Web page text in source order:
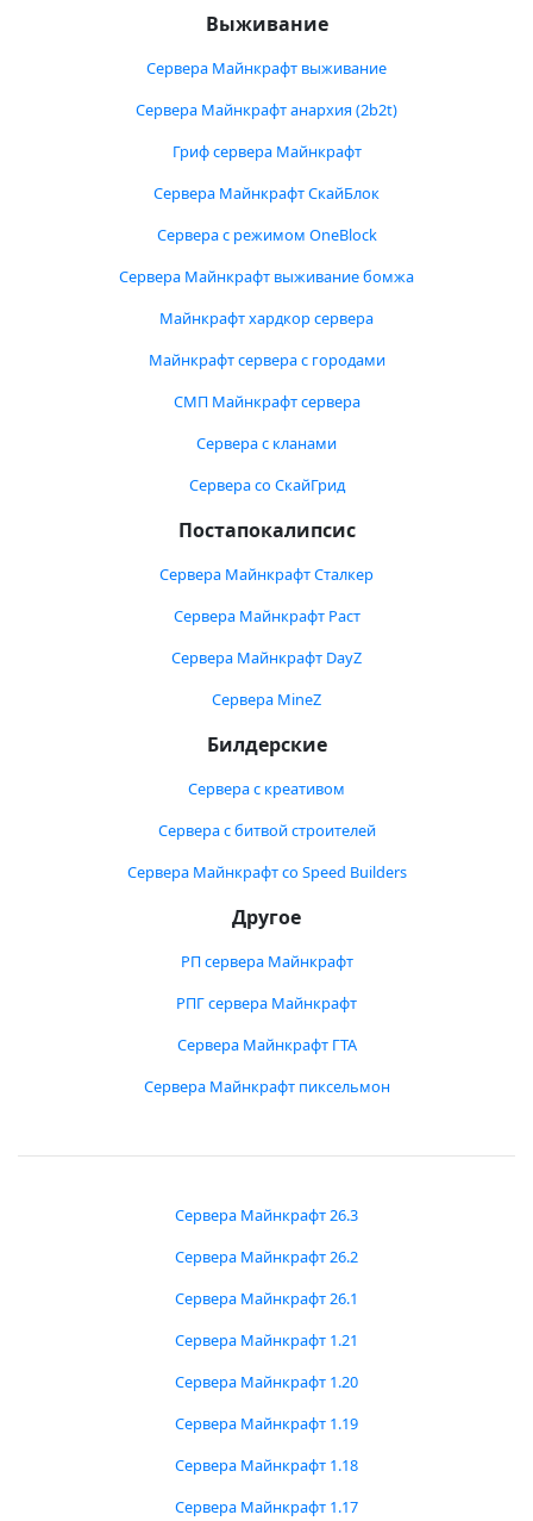
Выживание
Сервера Майнкрафт выживание
Сервера Майнкрафт анархия (2b2t)
Гриф сервера Майнкрафт
Сервера Майнкрафт СкайБлок
Сервера с режимом OneBlock
Сервера Майнкрафт выживание бомжа
Майнкрафт хардкор сервера
Майнкрафт сервера с городами
СМП Майнкрафт сервера
Сервера с кланами
Сервера со СкайГрид
Постапокалипсис
Сервера Майнкрафт Сталкер
Сервера Майнкрафт Раст
Сервера Майнкрафт DayZ
Сервера MineZ
Билдерские
Сервера с креативом
Сервера с битвой строителей
Сервера Майнкрафт со Speed Builders
Другое
РП сервера Майнкрафт
РПГ сервера Майнкрафт
Сервера Майнкрафт ГТА
Сервера Майнкрафт пиксельмон
Сервера Майнкрафт 26.3
Сервера Майнкрафт 26.2
Сервера Майнкрафт 26.1
Сервера Майнкрафт 1.21
Сервера Майнкрафт 1.20
Сервера Майнкрафт 1.19
Сервера Майнкрафт 1.18
Сервера Майнкрафт 1.17